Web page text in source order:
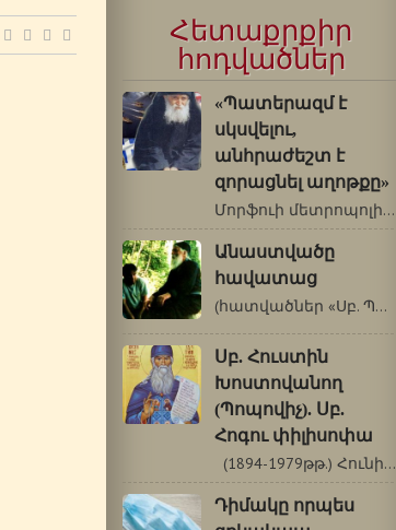
Հետաքրքիր
հոդվածներ
«Պատերազմ է
սկսվելու,
անհրաժեշտ է
զորացնել աղոթքը»
Մորֆուի մետրոպոլիտ Նեոֆիտոսը Սբ.Պաիսիոս…
Անաստվածը
հավատաց
(հատվածներ «Սբ. Պաիսիոս Աթոսացու…
Սբ. Հուստին
Խոստովանող
(Պոպովիչ). Սբ.
Հոգու փիլիսոփա
(1894-1979թթ.) Հունիսի 14/27 Սբ. Հուստին…
Դիմակը որպես